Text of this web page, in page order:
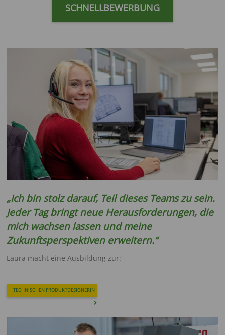
SCHNELLBEWERBUNG
„Ich bin stolz darauf, Teil dieses Teams zu sein.
Jeder Tag bringt neue Herausforderungen, die
mich wachsen lassen und meine
Zukunftsperspektiven erweitern.“
Laura macht eine Ausbildung zur:
TECHNISCHEN PRODUKTDESIGNERIN